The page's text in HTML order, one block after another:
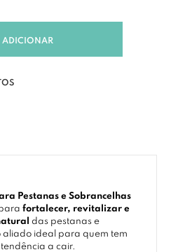
ADICIONAR
Pestanas e Sobrancelhas
fortalecer, revitalizar e
das pestanas e
aliado ideal para quem tem
a cair.